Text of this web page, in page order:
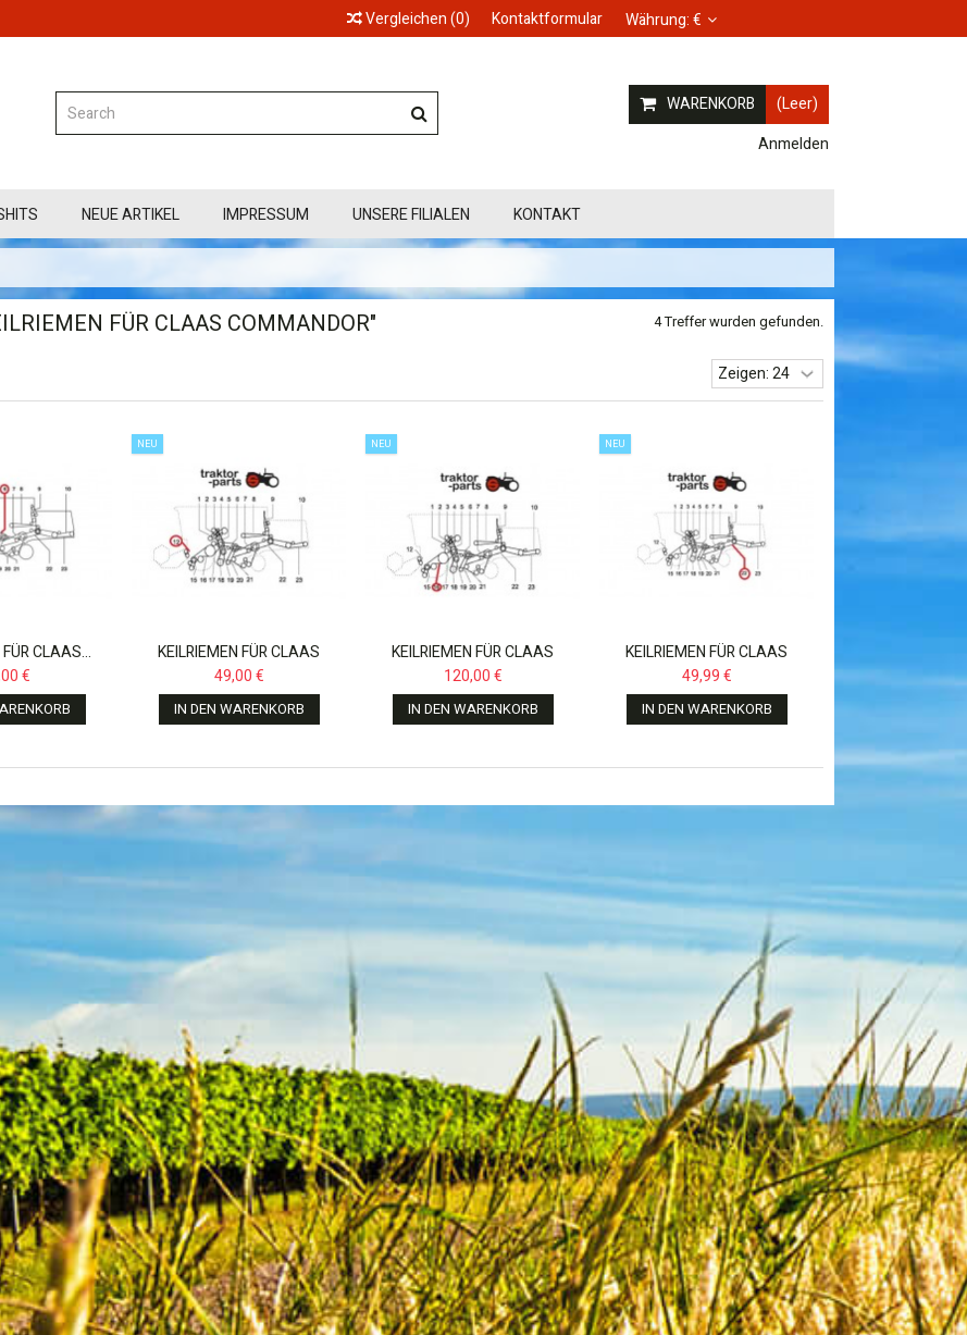
Währung:€
Kontaktformular
Vergleichen(0)
WARENKORB
(Leer)
Anmelden
NEUE ARTIKEL IMPRESSUM UNSERE FILIALEN KONTAKT
FÜR CLAAS COMMANDOR" 4 Treffer wurden gefunden.
CLAAS...
€
NEU
KEILRIEMEN FÜR CLAAS
DOMIANTOR,...
49,00 €
IN DEN WARENKORB
NEU
KEILRIEMEN FÜR CLAAS
DOMIANTOR,COMMANDOR
061872.0,1402336
120,00 €
IN DEN WARENKORB
NEU
KEILRIEMEN FÜR CLAAS
DOMINATOR,MEGA,MEDION,
49,99 €
IN DEN WARENKORB